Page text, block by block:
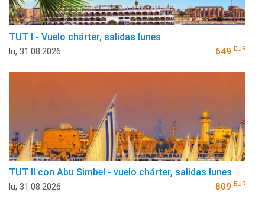
TUT I - Vuelo chárter, salidas lunes
lu, 31.08.2026 649 EUR
TUT II con Abu Simbel - vuelo chárter, salidas lunes
lu, 31.08.2026 809 EUR